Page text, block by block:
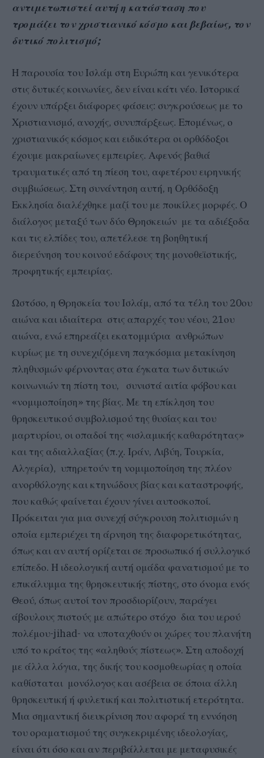
αντιμετωπιστεί αυτή η κατάσταση που
τρομάζει τον χριστιανικό κόσμο και βεβαίως, τον
δυτικό πολιτισμό;
Η παρουσία του Ισλάμ στη Ευρώπη και γενικότερα
στις δυτικές κοινωνίες, δεν είναι κάτι νέο. Ιστορικά
έχουν υπάρξει διάφορες φάσεις: συγκρούσεως με το
Χριστιανισμό, ανοχής, συνυπάρξεως. Επομένως, ο
χριστιανικός κόσμος και ειδικότερα οι ορθόδοξοι
έχουμε μακραίωνες εμπειρίες. Αφενός βαθιά
τραυματικές από τη πίεση του, αφετέρου ειρηνικής
συμβιώσεως. Στη συνάντηση αυτή, η Ορθόδοξη
Εκκλησία διαλέχθηκε μαζί του με ποικίλες μορφές. Ο
διάλογος μεταξύ των δύο Θρησκειών με τα αδιέξοδα
και τις ελπίδες του, απετέλεσε τη βοηθητική
διερεύνηση του κοινού εδάφους της μονοθεϊστικής,
προφητικής εμπειρίας.
Ωστόσο, η Θρησκεία του Ισλάμ, από τα τέλη του 20ου
αιώνα και ιδιαίτερα στις απαρχές του νέου, 21ου
αιώνα, ενώ επηρεάζει εκατομμύρια ανθρώπων
κυρίως με τη συνεχιζόμενη παγκόσμια μετακίνηση
πληθυσμών φέρνοντας στα έγκατα των δυτικών
κοινωνιών τη πίστη του, συνιστά αιτία φόβου και
«νομιμοποίηση» της βίας. Με τη επίκληση του
θρησκευτικού συμβολισμού της θυσίας και του
μαρτυρίου, οι οπαδοί της «ισλαμικής καθαρότητας»
και της αδιαλλαξίας (π.χ. Ιράν, Λιβύη, Τουρκία,
Αλγερία), υπηρετούν τη νομιμοποίηση της πλέον
ανορθόλογης και κτηνώδους βίας και καταστροφής,
που καθώς φαίνεται έχουν γίνει αυτοσκοποί.
Πρόκειται για μια συνεχή σύγκρουση πολιτισμών η
οποία εμπεριέχει τη άρνηση της διαφορετικότητας,
όπως και αν αυτή ορίζεται σε προσωπικό ή συλλογικό
επίπεδο. Η ιδεολογική αυτή ομάδα φανατισμού με το
επικάλυμμα της θρησκευτικής πίστης, στο όνομα ενός
Θεού, όπως αυτοί τον προσδιορίζουν, παράγει
άβουλους πιστούς με απώτερο στόχο δια του ιερού
πολέμου-jihad- να υποταχθούν οι χώρες του πλανήτη
υπό το κράτος της «αληθούς πίστεως». Στη αποδοχή
με άλλα λόγια, της δικής του κοσμοθεωρίας η οποία
καθίσταται μονόλογος και ασέβεια σε όποια άλλη
θρησκευτική ή φυλετική και πολιτιστική ετερότητα.
Μια σημαντική διευκρίνιση που αφορά τη εννόηση
του οραματισμού της συγκεκριμένης ιδεολογίας,
είναι ότι όσο και αν περιβάλλεται με μεταφυσικές